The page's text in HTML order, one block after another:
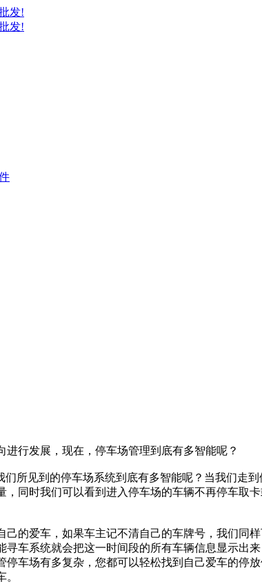
行发展，现在，停车场管理到底有多智能呢？
所见到的停车场系统到底有多智能呢？当我们走到
同时我们可以看到进入停车场的车辆不再停车取
的爱车，如果车主记不清自己的车牌号，我们同
车系统就会把这一时间段的所有车辆信息显示出
车场有多复杂，您都可以轻松找到自己爱车的停